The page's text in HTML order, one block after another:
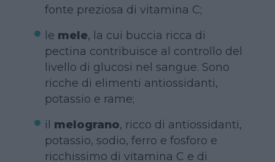
fonte preziosa di vitamina C;
le mele, la cui buccia ricca di
pectina contribuisce al controllo del
livello di glucosi nel sangue. Sono
ricche di elimenti antiossidanti,
potassio e rame;
il melograno, ricco di antiossidanti,
potassio, sodio, ferro e fosforo e
ricchissimo di vitamina C e di